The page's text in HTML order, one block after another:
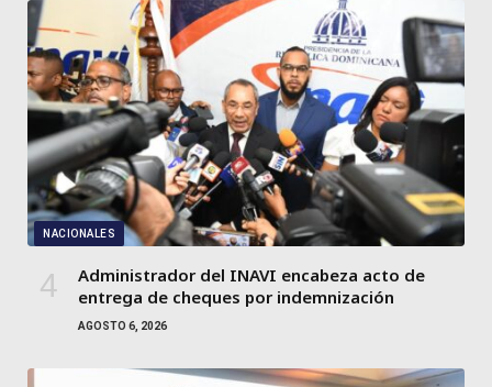
NACIONALES
Administrador del INAVI encabeza acto de
entrega de cheques por indemnización
AGOSTO 6, 2026